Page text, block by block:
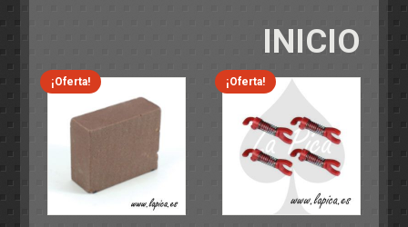
INICIO
¡Oferta! ¡Oferta!